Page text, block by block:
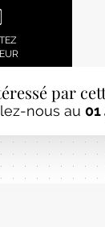
par
nous au 01